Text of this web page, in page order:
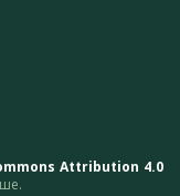
Attribution 4.0